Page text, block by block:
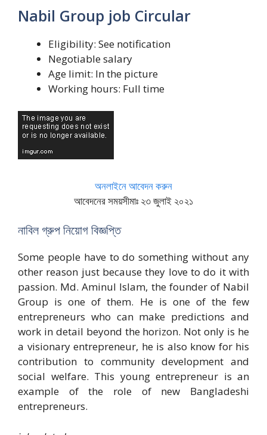
Nabil Group job Circular
Eligibility: See notification
Negotiable salary
Age limit: In the picture
Working hours: Full time
অনলাইনে আবেদন করুন
আবেদনের সময়সীমাঃ ২৩ জুলাই ২০২১
নাবিল গ্রুপ নিয়োগ বিজ্ঞপ্তি
Some people have to do something without any
other reason just because they love to do it with
passion. Md. Aminul Islam, the founder of Nabil
Group is one of them. He is one of the few
entrepreneurs who can make predictions and
work in detail beyond the horizon. Not only is he
a visionary entrepreneur, he is also know for his
contribution to community development and
social welfare. This young entrepreneur is an
example of the role of new Bangladeshi
entrepreneurs.